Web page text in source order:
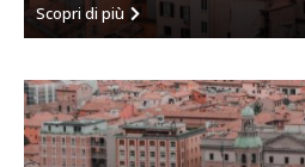
Scopri di più